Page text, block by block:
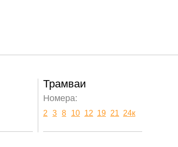
Трамваи
Номера:
2 3 8 10 12 19 21 24к